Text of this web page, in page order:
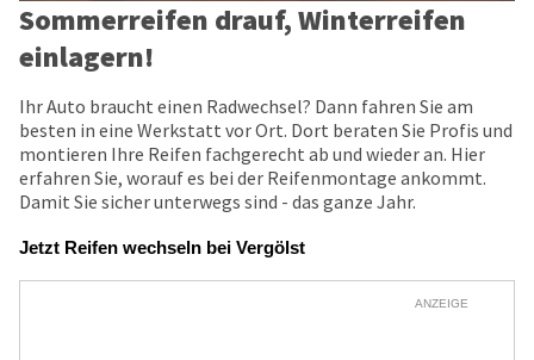
Sommerreifen drauf, Winterreifen
einlagern!
Ihr Auto braucht einen Radwechsel? Dann fahren Sie am
besten in eine Werkstatt vor Ort. Dort beraten Sie Profis und
montieren Ihre Reifen fachgerecht ab und wieder an. Hier
erfahren Sie, worauf es bei der Reifenmontage ankommt.
Damit Sie sicher unterwegs sind - das ganze Jahr.
Jetzt Reifen wechseln bei Vergölst
ANZEIGE